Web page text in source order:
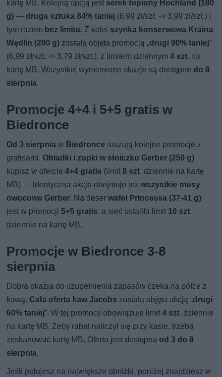
kartę MB. Kolejną opcją jest serek topiony Hochland (180
g) — druga sztuka 84% taniej (6,99 zł/szt. -> 3,99 zł/szt.) i
tym razem bez limitu. Z kolei szynka konserwowa Kraina
Wędlin (200 g) została objęta promocją „drugi 90% taniej”
(6,99 zł/szt. -> 3,79 zł/szt.), z limitem dziennym4 szt. na
kartę MB. Wszystkie wymienione okazje są dostępne do 8
sierpnia.
Promocje 4+4 i 5+5 gratis w
Biedronce
Od 3 sierpnia w Biedronce ruszają kolejne promocje z
gratisami. Obiadki i zupki w słoiczku Gerber (250 g)
kupisz w ofercie4+4 gratis (limit8 szt. dziennie na kartę
MB) — identyczna akcja obejmuje teżwszystkie musy
owocowe Gerber. Na deserwafel Princessa (37-41 g)
jest w promocji 5+5 gratis, a sieć ustaliła limit 10 szt.
dziennie na kartę MB.
Promocje w Biedronce 3-8
sierpnia
Dobra okazja do uzupełnienia zapasów czeka na półce z
kawą. Cała oferta kaw Jacobs została objęta akcją „drugi
60% taniej”. W tej promocji obowiązuje limit4 szt. dziennie
na kartę MB. Żeby rabat naliczył się przy kasie, trzeba
zeskanować kartę MB. Oferta jest dostępna od 3 do 8
sierpnia.
Jeśli polujesz na największe obniżki, poniżej znajdziesz w